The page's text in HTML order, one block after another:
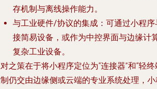
存机制与离线操作能力。
与工业硬件/协议的集成 ：可通过小程
接简易设备，或作为中控界面与边缘计
复杂工业设备。
之策在于将小程序定位为“连接器”和“轻
仍交由边缘侧或云端的专业系统处理，